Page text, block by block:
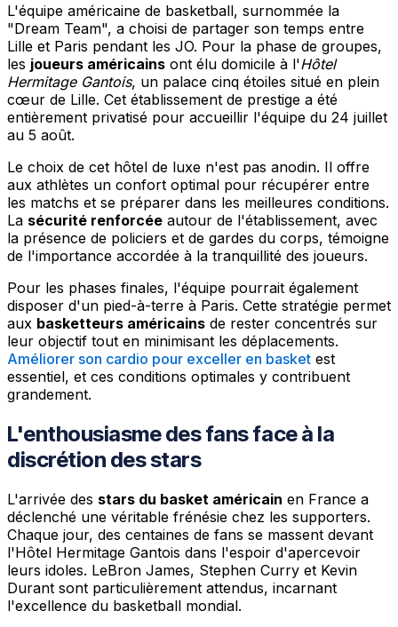
L'équipe américaine de basketball, surnommée la
"Dream Team", a choisi de partager son temps entre
Lille et Paris pendant les JO. Pour la phase de groupes,
les joueurs américains ont élu domicile à l'Hôtel
Hermitage Gantois, un palace cinq étoiles situé en plein
cœur de Lille. Cet établissement de prestige a été
entièrement privatisé pour accueillir l'équipe du 24 juillet
au 5 août.
Le choix de cet hôtel de luxe n'est pas anodin. Il offre
aux athlètes un confort optimal pour récupérer entre
les matchs et se préparer dans les meilleures conditions.
La sécurité renforcée autour de l'établissement, avec
la présence de policiers et de gardes du corps, témoigne
de l'importance accordée à la tranquillité des joueurs.
Pour les phases finales, l'équipe pourrait également
disposer d'un pied-à-terre à Paris. Cette stratégie permet
aux basketteurs américains de rester concentrés sur
leur objectif tout en minimisant les déplacements.
Améliorer son cardio pour exceller en basket est
essentiel, et ces conditions optimales y contribuent
grandement.
L'enthousiasme des fans face à la
discrétion des stars
L'arrivée des stars du basket américain en France a
déclenché une véritable frénésie chez les supporters.
Chaque jour, des centaines de fans se massent devant
l'Hôtel Hermitage Gantois dans l'espoir d'apercevoir
leurs idoles. LeBron James, Stephen Curry et Kevin
Durant sont particulièrement attendus, incarnant
l'excellence du basketball mondial.